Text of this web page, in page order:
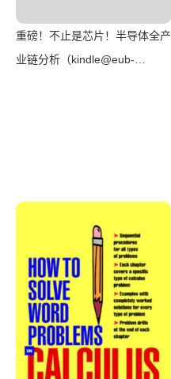
重磅！不止是芯片！半导体全产
业链分析（kindle@eub-